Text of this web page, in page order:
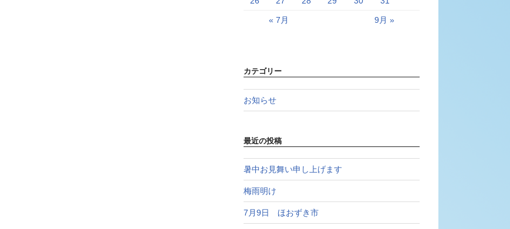
« 7月 9月 »
カテゴリー
お知らせ
最近の投稿
暑中お見舞い申し上げます
梅雨明け
7月9日 ほおずき市